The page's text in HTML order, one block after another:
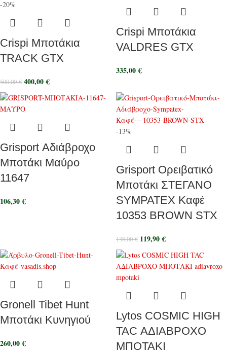
-20%
Crispi Μποτάκια
TRACK GTX
500,00€ 400,00€
Crispi Μποτάκια
VALDRES GTX
335,00€
Grisport Αδιάβροχο
Μποτάκι Μαύρο
11647
106,30€
-13%
Grisport Ορειβατικό
Μποτάκι ΣΤΕΓΑΝΟ
SYMPATEX Καφέ
10353 BROWN STX
138,00€ 119,90€
Gronell Tibet Hunt
Μποτάκι Κυνηγιού
260,00€
Lytos COSMIC HIGH
TAC ΑΔΙΑΒΡΟΧΟ
ΜΠΟΤΑΚΙ